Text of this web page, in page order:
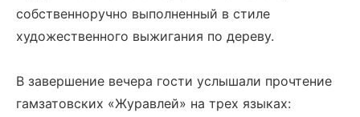
собственноручно выполненный в стиле
художественного выжигания по дереву.
В завершение вечера гости услышали прочтение
гамзатовских «Журавлей» на трех языках: